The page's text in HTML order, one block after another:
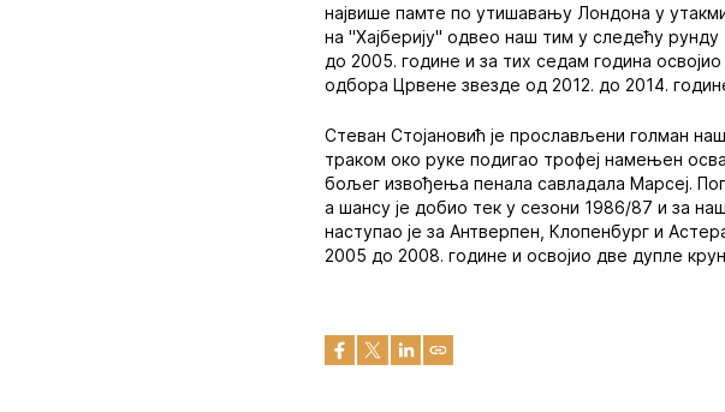
највише памте по утишавању Лондона у
на "Хајберију" одвео наш тим у следећу
до 2005. године и за тих седам година
одбора Црвене звезде од 2012. до 2014.
Стеван Стојановић је прослављени голман
траком око руке подигао трофеј намењен
бољег извођења пенала савладала Марсеј.
а шансу је добио тек у сезони 1986/87 и за
наступао је за Антверпен, Клопенбург и
2005 до 2008. године и освојио две дупле